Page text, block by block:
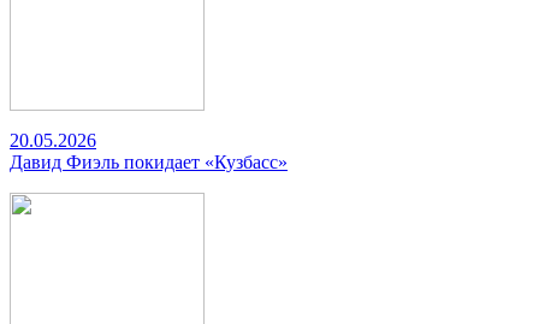
20.05.2026
Давид Фиэль покидает «Кузбасс»